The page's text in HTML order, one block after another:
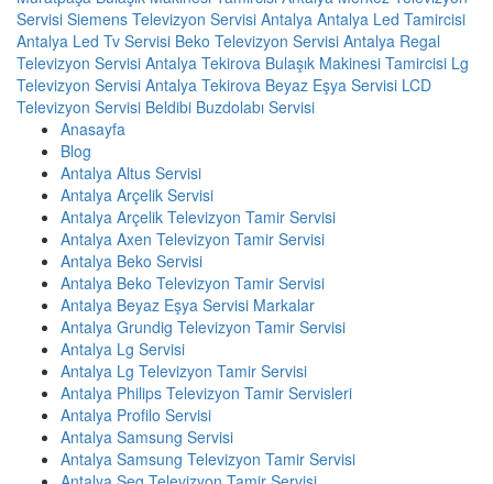
Servisi Siemens Televizyon Servisi Antalya Antalya Led Tamircisi
Antalya Led Tv Servisi Beko Televizyon Servisi Antalya Regal
Televizyon Servisi Antalya Tekirova Bulaşık Makinesi Tamircisi Lg
Televizyon Servisi Antalya Tekirova Beyaz Eşya Servisi LCD
Televizyon Servisi Beldibi Buzdolabı Servisi
Anasayfa
Blog
Antalya Altus Servisi
Antalya Arçelik Servisi
Antalya Arçelik Televizyon Tamir Servisi
Antalya Axen Televizyon Tamir Servisi
Antalya Beko Servisi
Antalya Beko Televizyon Tamir Servisi
Antalya Beyaz Eşya Servisi Markalar
Antalya Grundig Televizyon Tamir Servisi
Antalya Lg Servisi
Antalya Lg Televizyon Tamir Servisi
Antalya Philips Televizyon Tamir Servisleri
Antalya Profilo Servisi
Antalya Samsung Servisi
Antalya Samsung Televizyon Tamir Servisi